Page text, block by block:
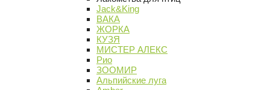
Jack&King
ВАКА
ЖОРКА
КУЗЯ
МИСТЕР АЛЕКС
Рио
ЗООМИР
Альпийские луга